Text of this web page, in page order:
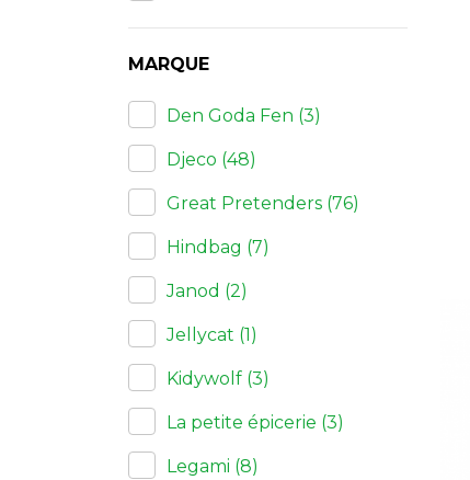
MARQUE
Den Goda Fen (3)
Djeco (48)
Great Pretenders (76)
Hindbag (7)
Janod (2)
Jellycat (1)
Kidywolf (3)
La petite épicerie (3)
Legami (8)